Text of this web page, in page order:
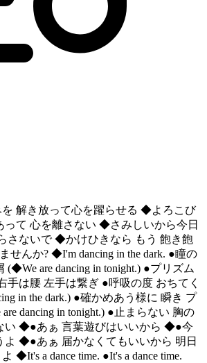
解き放って心を躍らせる ◆よろこび
って 心を離さない ◆さみしいから今日
さないで ◆かけひきなら もう 飽き飽
せんか? ◆I'm dancing in the dark. ●瞳の
(◆We are dancing in tonight.) ●プリズム
手は腰 左手は繋ぎ ●呼吸の度 おちてく
in the dark.) ●確かめあう様に 瞬き プ
dancing in tonight.) ●止まらない 胸の
い ◆●あぁ 言葉遊びはいいから ◆●今
よ ◆●あぁ 届かなくてもいいから 明日
◆It's a dance time. ●It's a dance time.